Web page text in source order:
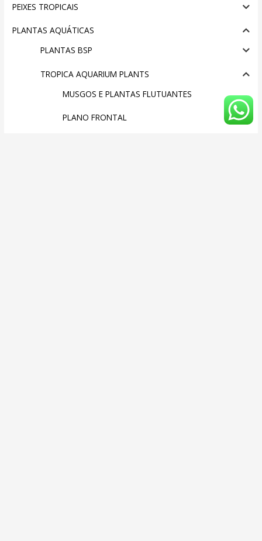
PEIXES TROPICAIS
PLANTAS AQUÁTICAS
PLANTAS BSP
TROPICA AQUARIUM PLANTS
MUSGOS E PLANTAS FLUTUANTES
PLANO FRONTAL